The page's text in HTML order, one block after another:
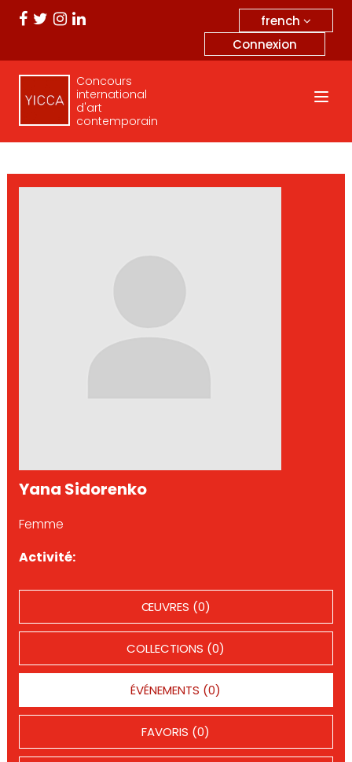
french
Connexion
Concours
international
d'art
contemporain
Yana Sidorenko
Femme
Activité:
ŒUVRES (0)
COLLECTIONS (0)
ÉVÉNEMENTS (0)
FAVORIS (0)